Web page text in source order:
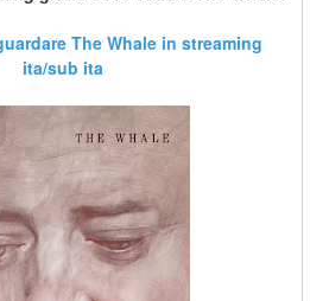
The Whale in streaming
ita/sub ita